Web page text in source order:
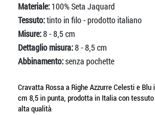
Materiale: 100% Seta Jaquard
Tessuto:tinto in filo - prodotto italiano
Misure:8 - 8,5 cm
Dettaglio misura:8 - 8,5 cm
Abbinamento:senza pochette
Cravatta Rossa a Righe Azzurre Celesti e
cm 8,5 in punta, prodotta in Italia con
alta qualità